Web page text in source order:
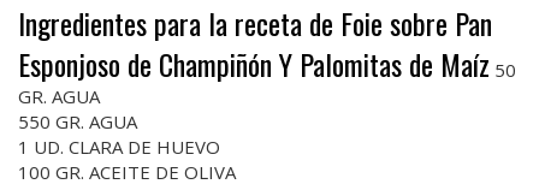
Ingredientes para la receta de Foie sobre Pan
Esponjoso de Champiñón Y Palomitas de Maíz 50
GR. AGUA
550 GR. AGUA
1 UD. CLARA DE HUEVO
100 GR. ACEITE DE OLIVA